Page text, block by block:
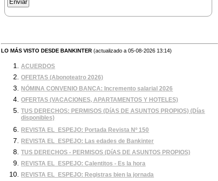
LO MÁS VISTO DESDE BANKINTER (actualizado a 05-08-2026 13:14)
ACUERDOS
OFERTAS (Abonoteatro 2026)
NÓMINA CONVENIO BANCA: Incremento salarial 2026
OFERTAS (VACACIONES, APARTAMENTOS Y HOTELES)
TUS DERECHOS: PERMISOS (DíAS DE ASUNTOS PROPIOS) (Días
disponibles)
REVISTA EL_ESPEJO: Portada Revista Nº 150
REVISTA EL_ESPEJO: Las edades de Bankinter
TUS DERECHOS - PERMISOS (DíAS DE ASUNTOS PROPIOS)
REVISTA EL_ESPEJO: Calentitos - Es la hora
REVISTA EL_ESPEJO: Registras bien la jornada